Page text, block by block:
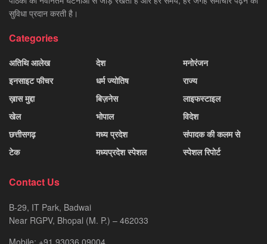
सुविधा प्रदान करती है।
Categories
अतिथि आलेख
इनसाइट फीचर
ख़ास मुद्दा
खेल
छत्तीसगढ़
टेक
देश
धर्म ज्योतिष
बिज़नेस
भोपाल
मध्य प्रदेश
मध्यप्रदेश स्पेशल
मनोरंजन
राज्य
लाइफस्टाइल
विदेश
संपादक की कलम से
स्पेशल रिपोर्ट
Contact Us
B-29, IT Park, Badwai
Near RGPV, Bhopal (M. P.) – 462033
Mobile: +91 93036 09004